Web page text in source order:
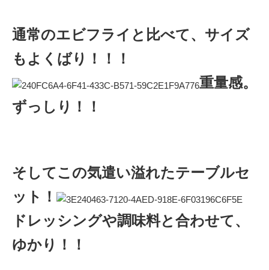
通常のエビフライと比べて、サイズ
もよくばり！！！
重量感。
ずっしり！！
そしてこの気遣い溢れたテーブルセ
ット！
ドレッシングや調味料と合わせて、
ゆかり！！